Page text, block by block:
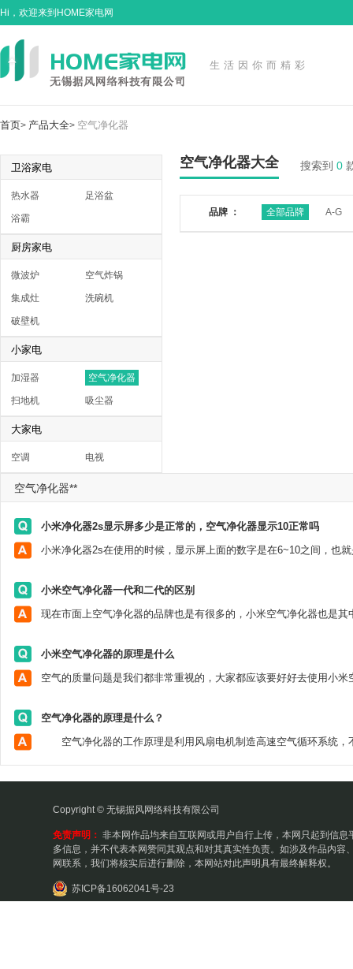
Hi，欢迎来到HOME家电网
生活因你而精彩
首页> 产品大全> 空气净化器
卫浴家电
热水器 足浴盆
浴霸
厨房家电
微波炉 空气炸锅
集成灶 洗碗机
破壁机
小家电
加湿器 空气净化器
扫地机 吸尘器
大家电
空调 电视
空气净化器大全 搜索到 0
品牌 ： 全部品牌 A-G
空气净化器**
小米净化器2s显示屏多少是正常的，空气净化器显示10正常吗
小米空气净化器一代和二代的区别
小米空气净化器的原理是什么
空气净化器的原理是什么？
Copyright © 无锡据风网络科技有限公司
免责声明： 非本网作品均来自互联网或用户自行上传，本网只起到信息
多信息，并不代表本网赞同其观点和对其真实性负责。如涉及作品内容
网联系，我们将核实后进行删除，本网站对此声明具有最终解释权。
苏ICP备16062041号-23